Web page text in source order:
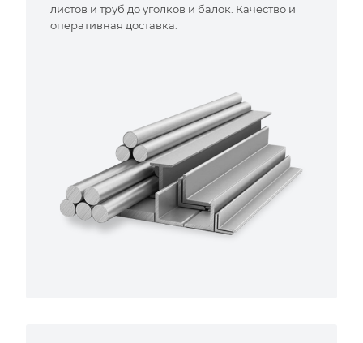
листов и труб до уголков и балок. Качество и
оперативная доставка.